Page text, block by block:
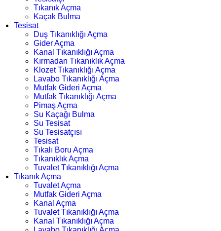
Tıkanık Açma
Kaçak Bulma
Tesisat
Duş Tıkanıklığı Açma
Gider Açma
Kanal Tıkanıklığı Açma
Kırmadan Tıkanıklık Açma
Klozet Tıkanıklığı Açma
Lavabo Tıkanıklığı Açma
Mutfak Gideri Açma
Mutfak Tıkanıklığı Açma
Pimaş Açma
Su Kaçağı Bulma
Su Tesisat
Su Tesisatçısı
Tesisat
Tıkalı Boru Açma
Tıkanıklık Açma
Tuvalet Tıkanıklığı Açma
Tıkanık Açma
Tuvalet Açma
Mutfak Gideri Açma
Kanal Açma
Tuvalet Tıkanıklığı Açma
Kanal Tıkanıklığı Açma